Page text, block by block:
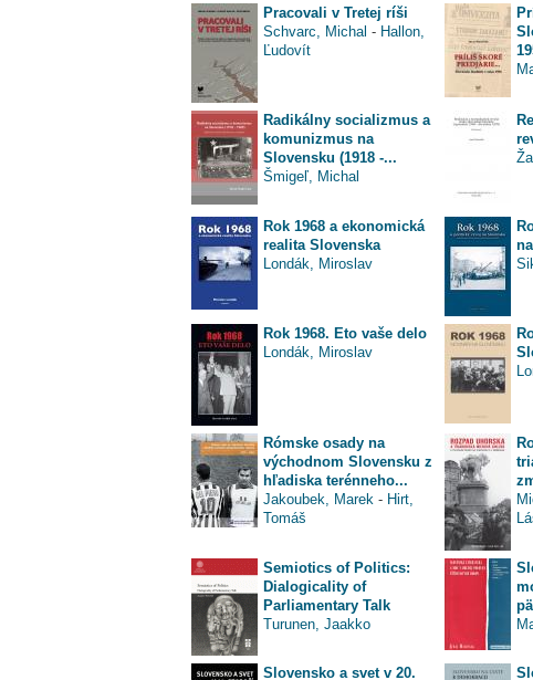
Pracovali v Tretej ríši
Schvarc, Michal - Hallon,
Ľudovít
Radikálny socializmus a
komunizmus na
Slovensku (1918 -...
Šmigeľ, Michal
Rok 1968 a ekonomická
realita Slovenska
Londák, Miroslav
Rok 1968. Eto vaše delo
Londák, Miroslav
Rómske osady na
východnom Slovensku z
hľadiska terénneho...
Jakoubek, Marek - Hirt,
Tomáš
Semiotics of Politics:
Dialogicality of
Parliamentary Talk
Turunen, Jaakko
Slovensko a svet v 20.